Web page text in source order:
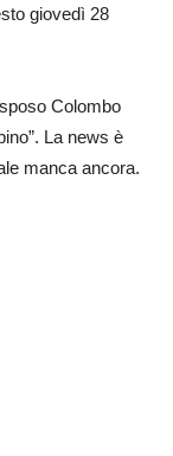
giovedì 28
Colombo
La news è
manca ancora.